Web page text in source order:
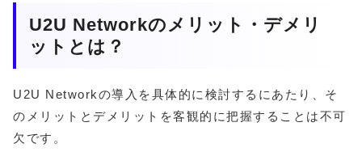
U2U Networkのメリット・デメリ
ットとは？
U2U Networkの導入を具体的に検討するにあたり、そ
のメリットとデメリットを客観的に把握することは不可
欠です。